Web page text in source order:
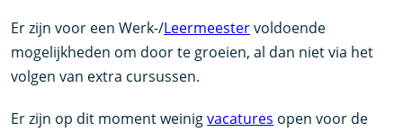
Er zijn voor een Werk-/Leermeestervoldoende
mogelijkheden om door te groeien, al dan niet via het
volgen van extra cursussen.
Er zijn op dit moment weinigvacatures open voor de